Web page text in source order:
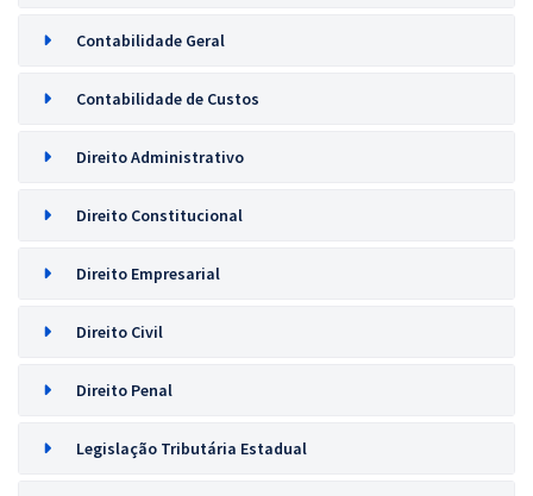
Contabilidade Geral
Contabilidade de Custos
Direito Administrativo
Direito Constitucional
Direito Empresarial
Direito Civil
Direito Penal
Legislação Tributária Estadual